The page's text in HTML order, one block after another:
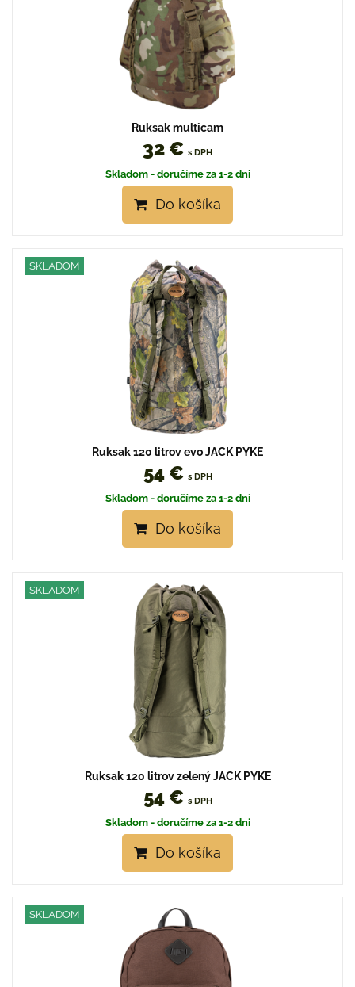
Ruksak multicam
32 € s DPH
Skladom - doručíme za 1-2 dni
Do košíka
SKLADOM
Ruksak 120 litrov evo JACK PYKE
54 € s DPH
Skladom - doručíme za 1-2 dni
Do košíka
SKLADOM
Ruksak 120 litrov zelený JACK PYKE
54 € s DPH
Skladom - doručíme za 1-2 dni
Do košíka
SKLADOM